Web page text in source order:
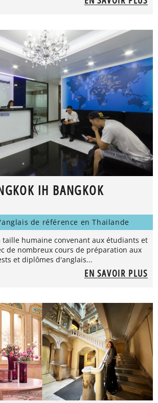
IH BANGKOK
de référence en Thailande
taille humaine convenant aux étudiants et
de nombreux cours de préparation aux
et diplômes d'anglais...
EN SAVOIR PLUS